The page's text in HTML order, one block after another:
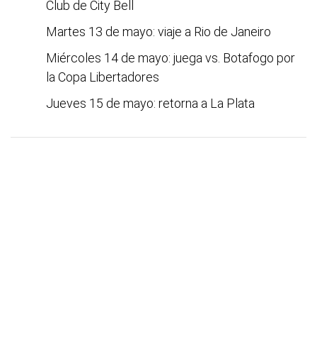
Club de City Bell
Martes 13 de mayo: viaje a Rio de Janeiro
Miércoles 14 de mayo: juega vs. Botafogo por
la Copa Libertadores
Jueves 15 de mayo: retorna a La Plata